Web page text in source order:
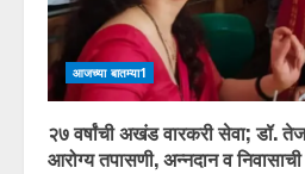
आजच्या बातम्या1
२७ वर्षांची अखंड वारकरी सेवा; डॉ.
आरोग्य तपासणी, अन्नदान व